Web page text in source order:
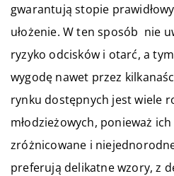
gwarantują stopie
ułożenie. W ten sposób nie
ryzyko odcisków i otarć, a
wygodę nawet przez
rynku dostępnych jest wiele
młodzieżowych, ponieważ
zróżnicowane i
preferują delikatne wzory, z